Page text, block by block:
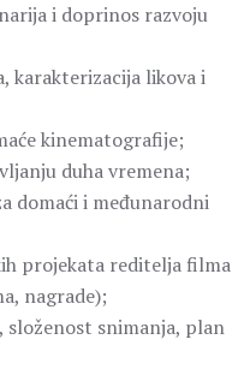
i doprinos razvoju
karakterizacija likova i
kinematografije;
duha vremena;
domaći i međunarodni
projekata reditelja filma
nagrade);
snimanja, plan